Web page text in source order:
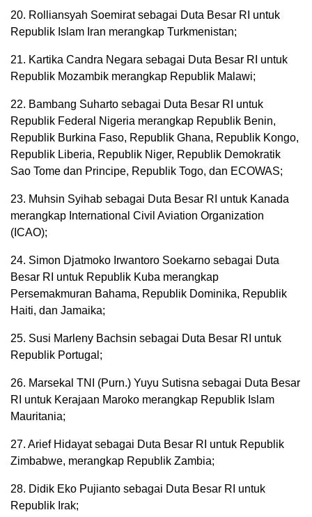
20. Rolliansyah Soemirat sebagai Duta Besar RI untuk
Republik Islam Iran merangkap Turkmenistan;
21. Kartika Candra Negara sebagai Duta Besar RI untuk
Republik Mozambik merangkap Republik Malawi;
22. Bambang Suharto sebagai Duta Besar RI untuk
Republik Federal Nigeria merangkap Republik Benin,
Republik Burkina Faso, Republik Ghana, Republik Kongo,
Republik Liberia, Republik Niger, Republik Demokratik
Sao Tome dan Principe, Republik Togo, dan ECOWAS;
23. Muhsin Syihab sebagai Duta Besar RI untuk Kanada
merangkap International Civil Aviation Organization
(ICAO);
24. Simon Djatmoko Irwantoro Soekarno sebagai Duta
Besar RI untuk Republik Kuba merangkap
Persemakmuran Bahama, Republik Dominika, Republik
Haiti, dan Jamaika;
25. Susi Marleny Bachsin sebagai Duta Besar RI untuk
Republik Portugal;
26. Marsekal TNI (Purn.) Yuyu Sutisna sebagai Duta Besar
RI untuk Kerajaan Maroko merangkap Republik Islam
Mauritania;
27. Arief Hidayat sebagai Duta Besar RI untuk Republik
Zimbabwe, merangkap Republik Zambia;
28. Didik Eko Pujianto sebagai Duta Besar RI untuk
Republik Irak;